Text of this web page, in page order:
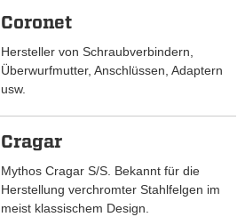
Coronet
Hersteller von Schraubverbindern,
Überwurfmutter, Anschlüssen, Adaptern
usw.
Cragar
Mythos Cragar S/S. Bekannt für die
Herstellung verchromter Stahlfelgen im
meist klassischem Design.